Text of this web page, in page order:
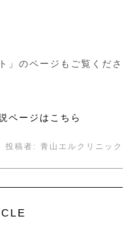
」のページもご覧くださ
ページはこちら
投稿者: 青山エルクリニック